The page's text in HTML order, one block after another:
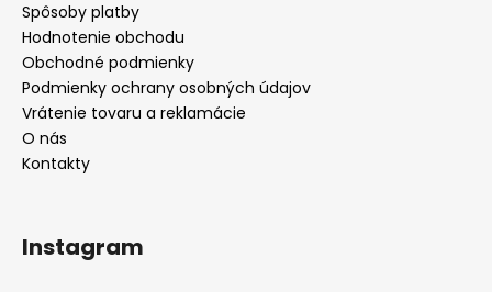
Spôsoby platby
Hodnotenie obchodu
Obchodné podmienky
Podmienky ochrany osobných údajov
Vrátenie tovaru a reklamácie
O nás
Kontakty
Instagram